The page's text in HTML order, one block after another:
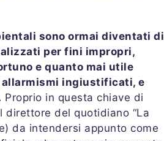
sono ormai diventati di
per fini impropri,
e quanto mai utile
allarmismi ingiustificati, e
Proprio in questa chiave di
direttore del quotidiano “La
da intendersi appunto come